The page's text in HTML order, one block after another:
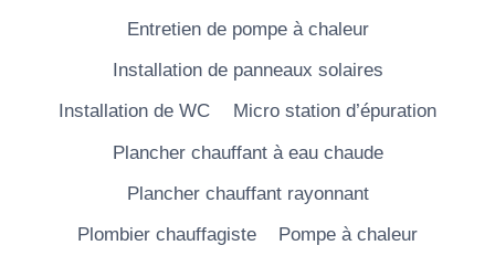
Entretien de pompe à chaleur
Installation de panneaux solaires
Installation de WC
Micro station d’épuration
Plancher chauffant à eau chaude
Plancher chauffant rayonnant
Plombier chauffagiste
Pompe à chaleur